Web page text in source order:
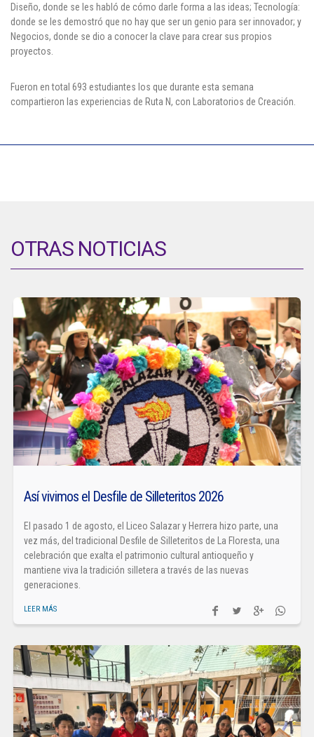
Diseño, donde se les habló de cómo darle forma a las ideas; Tecnología:
donde se les demostró que no hay que ser un genio para ser innovador; y
Negocios, donde se dio a conocer la clave para crear sus propios
proyectos.
Fueron en total 693 estudiantes los que durante esta semana
compartieron las experiencias de Ruta N, con Laboratorios de Creación.
OTRAS NOTICIAS
Así vivimos el Desfile de Silleteritos 2026
El pasado 1 de agosto, el Liceo Salazar y Herrera hizo parte, una
vez más, del tradicional Desfile de Silleteritos de La Floresta, una
celebración que exalta el patrimonio cultural antioqueño y
mantiene viva la tradición silletera a través de las nuevas
generaciones.
LEER MÁS
Medellín - Colombia - Suramérica